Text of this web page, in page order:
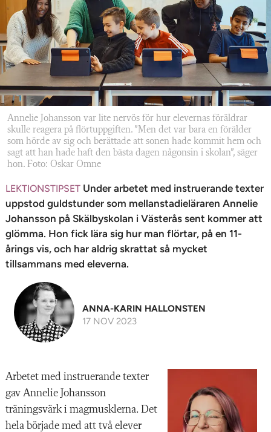
Annelie Johansson var lite nervös för hur ­elevernas föräldrar
skulle reagera på flörtuppgiften. ”Men det var bara en förälder
som hörde av sig och berättade att sonen hade kommit hem och
sagt att han hade haft den bästa dagen någonsin i skolan”, säger
hon. Foto: Oskar Omne
LEKTIONSTIPSET Under arbetet med instruerande texter
uppstod guldstunder som mellanstadieläraren Annelie
Johansson på Skälbyskolan i Västerås sent kommer att
glömma. Hon fick lära sig hur man flörtar, på en 11-
årings vis, och har aldrig skrattat så mycket
tillsammans med eleverna.
ANNA-KARIN HALLONSTEN
17 NOV 2023
Arbetet med instruerande texter
gav Annelie Johansson
träningsvärk i magmusklerna. Det
hela började med att två elever